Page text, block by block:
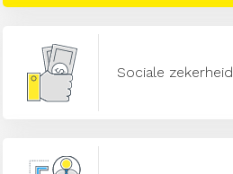
Sociale zekerheid